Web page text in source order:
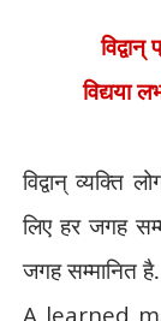
विद्यया
विद्वान् व्यक्ति
लिए हर जगह
जगह सम्मानित है.
A learned